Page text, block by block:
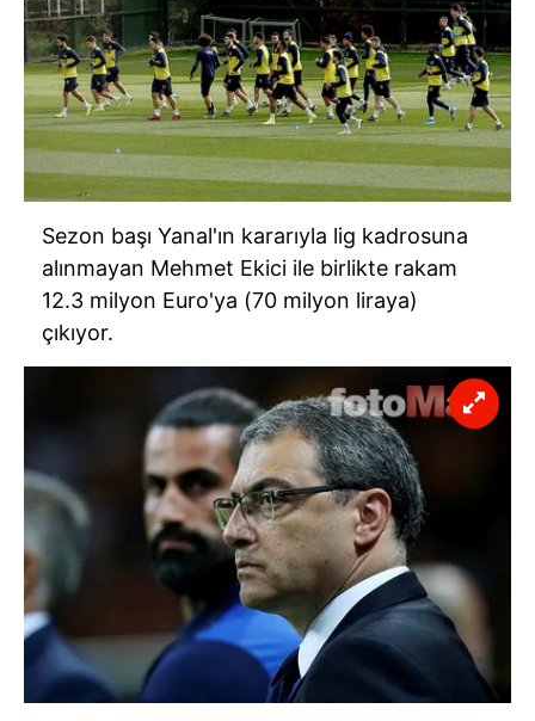
Sezon başı Yanal'ın kararıyla lig kadrosuna
alınmayan Mehmet Ekici ile birlikte rakam
12.3 milyon Euro'ya (70 milyon liraya)
çıkıyor.